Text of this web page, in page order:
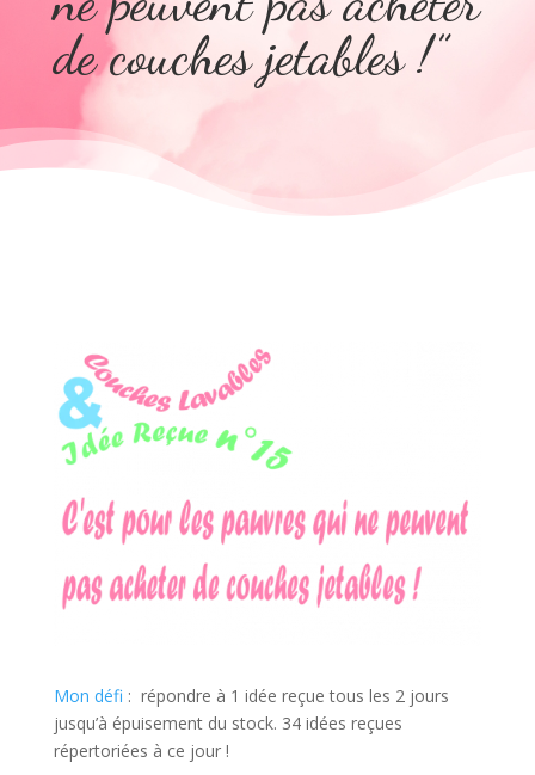
de couches jetables !”
Mon défi : répondre à 1 idée reçue tous les 2 jours
jusqu’à épuisement du stock. 34 idées reçues
répertoriées à ce jour !